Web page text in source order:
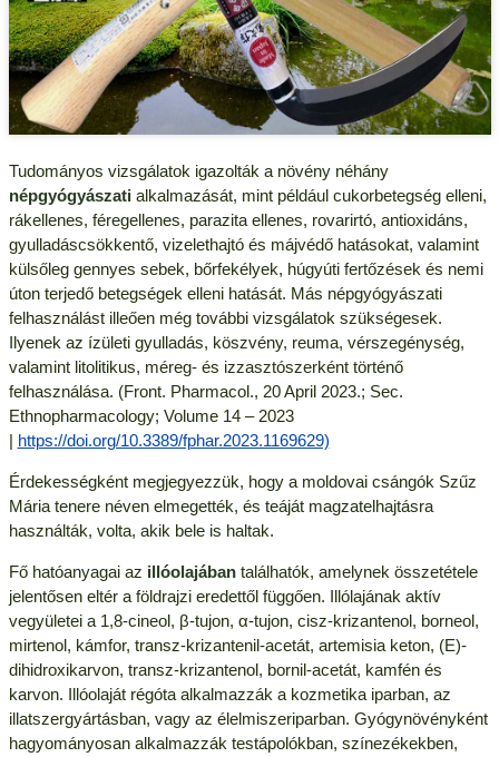
Tudományos vizsgálatok igazolták a növény néhány
népgyógyászatialkalmazását, mint például cukorbetegség elleni,
rákellenes, féregellenes, parazita ellenes, rovarirtó, antioxidáns,
gyulladáscsökkentő, vizelethajtó és májvédő hatásokat, valamint
külsőleg gennyes sebek, bőrfekélyek, húgyúti fertőzések és nemi
úton terjedő betegségek elleni hatását. Más népgyógyászati
felhasználást illeően még további vizsgálatok szükségesek.
Ilyenek az ízületi gyulladás, köszvény, reuma, vérszegénység,
valamint litolitikus, méreg- és izzasztószerként történő
felhasználása. (Front. Pharmacol., 20 April 2023.; Sec.
Ethnopharmacology; Volume 14 – 2023
https://doi.org/10.3389/fphar.2023.1169629)
Érdekességként megjegyezzük, hogy a moldovai csángók Szűz
Mária tenere néven elmegették, és teáját magzatelhajtásra
használták, volta, akik bele is haltak.
Fő hatóanyagai az illóolajábantalálhatók, amelynek összetétele
jelentősen eltér a földrajzi eredettől függően. Illólajának aktív
vegyületei a 1,8-cineol, β-tujon, α-tujon, cisz-krizantenol, borneol,
mirtenol, kámfor, transz-krizantenil-acetát, artemisia keton, (E)-
dihidroxikarvon, transz-krizantenol, bornil-acetát, kamfén és
karvon. Illóolaját régóta alkalmazzák a kozmetika iparban, az
illatszergyártásban, vagy az élelmiszeriparban. Gyógynövényként
hagyományosan alkalmazzák testápolókban, színezékekben,